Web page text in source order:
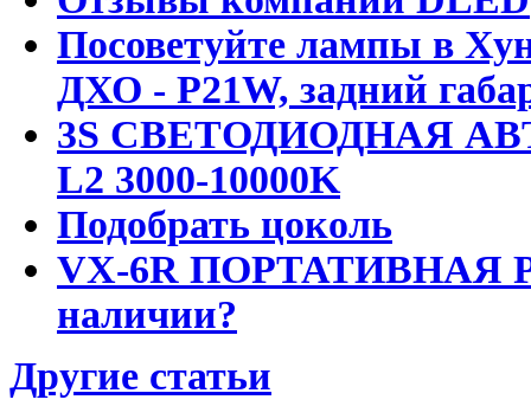
Посоветуйте лампы в
ДХО - P21W, задний
3S СВЕТОДИОДНАЯ
L2 3000-10000K
Подобрать цоколь
VX-6R ПОРТАТИВНАЯ
наличии?
Другие статьи